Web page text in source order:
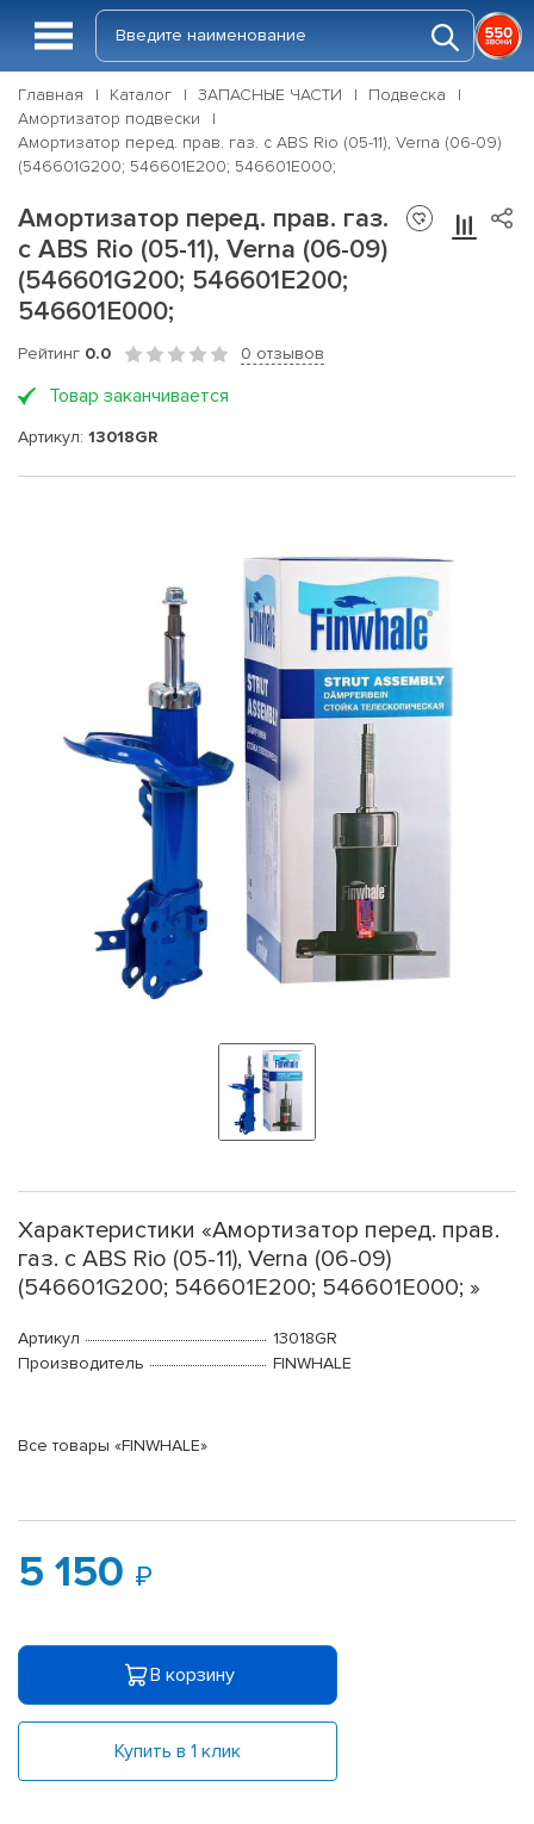
Главная Каталог ЗАПАСНЫЕ ЧАСТИ
Подвеска
Амортизатор подвески
Амортизатор перед. прав. газ. c ABS Rio (05-11), Verna (06-09)
(546601G200; 546601E200; 546601E000;
Амортизатор перед. прав. газ.
c ABS Rio (05-11), Verna (06-09)
(546601G200; 546601E200;
546601E000;
Рейтинг 0.0 0 отзывов
Товар заканчивается
Артикул: 13018GR
Характеристики «Амортизатор перед. прав.
газ. c ABS Rio (05-11), Verna (06-09)
(546601G200; 546601E200; 546601E000; »
Артикул
13018GR
Производитель
FINWHALE
Все товары «FINWHALE»
5 150
В корзину
Купить в 1 клик